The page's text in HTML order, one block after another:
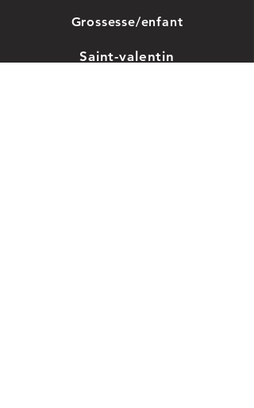
Grossesse/enfant
Saint-valentin